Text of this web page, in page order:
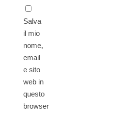
Salva
il mio
nome,
email
e sito
web in
questo
browser